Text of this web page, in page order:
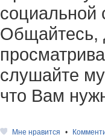
Общайтесь,
слушайте
что Вам
Мне нравится •